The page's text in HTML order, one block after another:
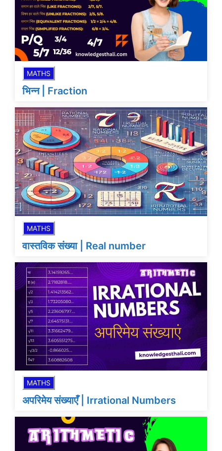
MATHS
भिन्न | Fraction
MATHS
वास्तविक संख्या | Real number
MATHS
अपरिमेय संख्याएँ | Irrational Numbers